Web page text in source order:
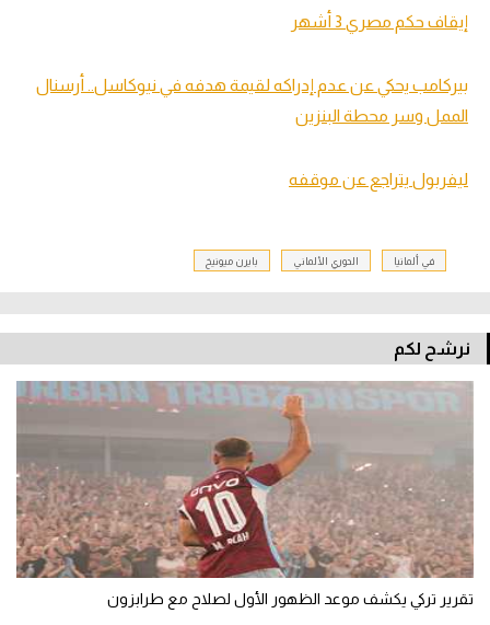
إيقاف حكم مصري 3 أشهر
بيركامب يحكي عن عدم إدراكه لقيمة هدفه في نيوكاسل.. أرسنال
الممل وسر محطة البنزين
ليفربول يتراجع عن موقفه
في ألمانيا الدوري الألماني بايرن ميونيخ
نرشح لكم
تقرير تركي يكشف موعد الظهور الأول لصلاح مع طرابزون